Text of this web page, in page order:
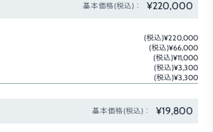
基本価格(税込)： ¥220,000
(税込)¥220,000
(税込)¥66,000
(税込)¥11,000
(税込)¥3,300
(税込)¥3,300
基本価格(税込)： ¥19,800